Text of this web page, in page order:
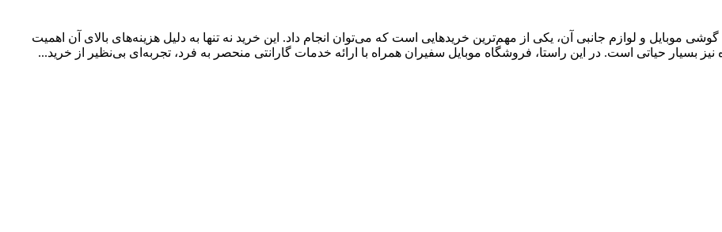
موبایل و لوازم جانبی آن، یکی از مهم‌ترین خریدهایی است که می‌توان انجام داد. این خرید نه تنها به دلیل هزینه‌های بالای آن اهمیت
نیز بسیار حیاتی است. در این راستا، فروشگاه موبایل سفیران همراه با ارائه خدمات گارانتی منحصر به فرد، تجربه‌ای بی‌نظیر از خرید...